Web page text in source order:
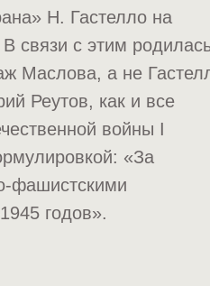
Н. Гастелло на
связи с этим
Маслова, а не
Реутов, как и все
войны I
«За
фашистскими
годов».